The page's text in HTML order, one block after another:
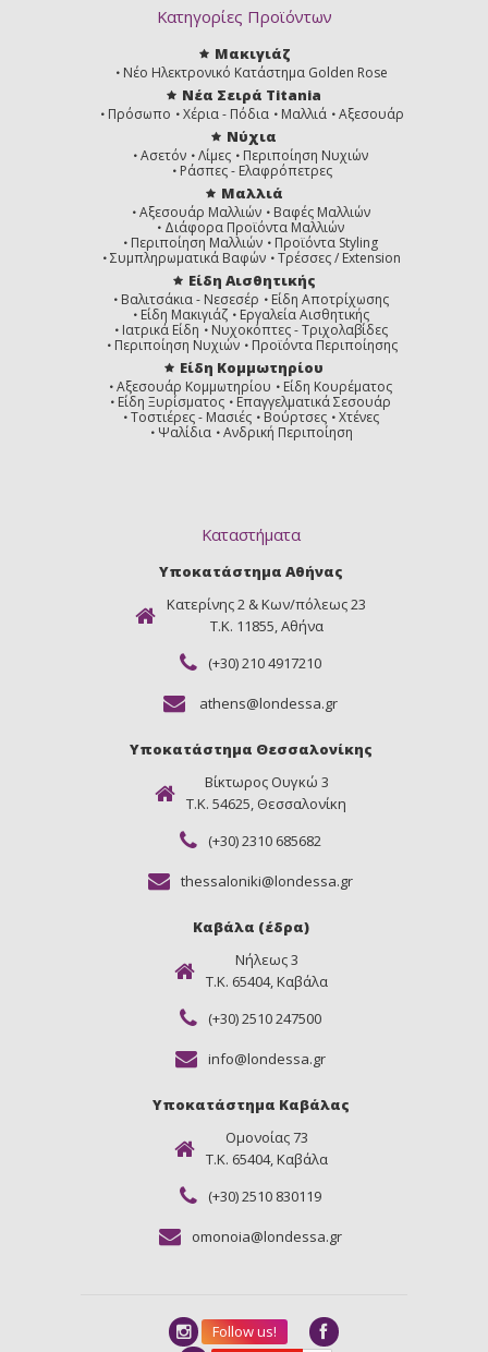
Κατηγορίες Προϊόντων
Μακιγιάζ
Νέο Ηλεκτρονικό Κατάστημα Golden Rose
Νέα Σειρά Titania
Πρόσωπο Χέρια - Πόδια Μαλλιά Αξεσουάρ
Νύχια
Ασετόν Λίμες
Περιποίηση Νυχιών
Ράσπες - Ελαφρόπετρες
Μαλλιά
Αξεσουάρ Μαλλιών
Βαφές Μαλλιών
Διάφορα Προϊόντα Μαλλιών
Περιποίηση Μαλλιών
Προϊόντα Styling
Συμπληρωματικά Βαφών
Τρέσσες / Extension
Είδη Αισθητικής
Βαλιτσάκια - Νεσεσέρ
Είδη Αποτρίχωσης
Είδη Μακιγιάζ
Εργαλεία Αισθητικής
Ιατρικά Είδη
Νυχοκόπτες - Τριχολαβίδες
Περιποίηση Νυχιών
Προϊόντα Περιποίησης
Είδη Κομμωτηρίου
Αξεσουάρ Κομμωτηρίου
Είδη Κουρέματος
Είδη Ξυρίσματος
Επαγγελματικά Σεσουάρ
Τοστιέρες - Μασιές
Βούρτσες
Χτένες
Ψαλίδια
Ανδρική Περιποίηση
Καταστήματα
Υποκατάστημα Αθήνας
Κατερίνης 2 & Κων/πόλεως 23
Τ.Κ. 11855, Αθήνα
(+30) 210 4917210
athens@londessa.gr
Υποκατάστημα Θεσσαλονίκης
Βίκτωρος Ουγκώ 3
Τ.Κ. 54625, Θεσσαλονίκη
(+30) 2310 685682
thessaloniki@londessa.gr
Καβάλα (έδρα)
Νήλεως 3
Τ.Κ. 65404, Καβάλα
(+30) 2510 247500
info@londessa.gr
Υποκατάστημα Καβάλας
Ομονοίας 73
Τ.Κ. 65404, Καβάλα
(+30) 2510 830119
omonoia@londessa.gr
Follow us!